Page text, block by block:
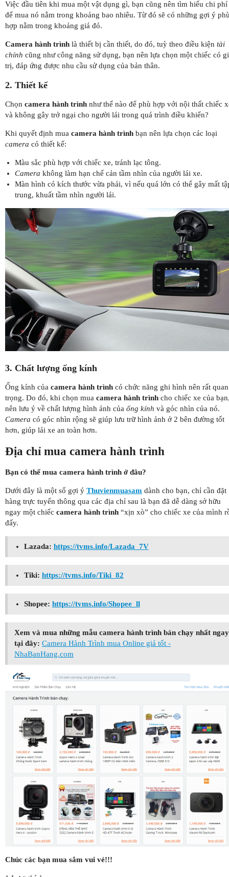
Việc đầu tiên khi mua một vật dụng gì, bạn cũng nên tìm hiểu chi phí
để mua nó nằm trong khoảng bao nhiêu. Từ đó sẽ có những gợi ý
hợp nằm trong khoảng giá đó.
Camera hành trình là thiết bị cần thiết, do đó, tuỳ theo điều kiện tài
chính cũng như công năng sử dụng, bạn nên lựa chọn một chiếc có
trị, đáp ứng được nhu cầu sử dụng của bản thân.
2. Thiết kế
Chọn camera hành trình như thế nào để phù hợp với nội thất chiếc
và không gây trở ngại cho người lái trong quá trình điều khiển?
Khi quyết định mua camera hành trình bạn nên lựa chọn các loại
camera có thiết kế:
Màu sắc phù hợp với chiếc xe, tránh lạc tông.
Camera không làm hạn chế cản tầm nhìn của người lái xe.
Màn hình có kích thước vừa phải, vì nếu quá lớn có thể gây mất
trung, khuất tầm nhìn người lái.
3. Chất lượng ống kính
Ống kính của camera hành trình có chức năng ghi hình nên rất quan
trọng. Do đó, khi chọn mua camera hành trình cho chiếc xe của
nên lưu ý về chất lượng hình ảnh của ống kính và góc nhìn của nó.
Camera có góc nhìn rộng sẽ giúp lưu trữ hình ảnh ở 2 bên đường tốt
hơn, giúp lái xe an toàn hơn.
Địa chỉ mua camera hành trình
Bạn có thể mua camera hành trình ở đâu?
Dưới đây là một số gợi ý Thuvienmuasam dành cho bạn, chỉ cần đặt
hàng trực tuyến thông qua các địa chỉ sau là bạn đã dễ dàng sở hữu
ngay một chiếc camera hành trình “xịn xò” cho chiếc xe của mình
đấy.
Lazada: https://tvms.info/Lazada_7V
Tiki: https://tvms.info/Tiki_82
Shopee: https://tvms.info/Shopee_ll
Xem và mua những mẫu camera hành trình bán chạy nhất ngay
tại đây: Camera Hành Trình mua Online giá tốt -
NhaBanHang.com
Chúc các bạn mua sắm vui vẻ!!!